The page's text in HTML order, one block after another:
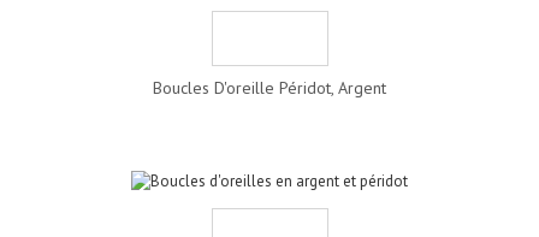
Boucles D'oreille Péridot, Argent